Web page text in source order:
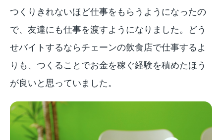
つくりきれないほど仕事をもらうようになったの
で、友達にも仕事を渡すようになりました。どう
せバイトするならチェーンの飲食店で仕事するよ
りも、つくることでお金を稼ぐ経験を積めたほう
が良いと思っていました。